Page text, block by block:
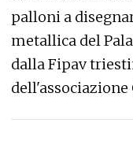
palloni a
metallica del
dalla Fipav
dell'associazione